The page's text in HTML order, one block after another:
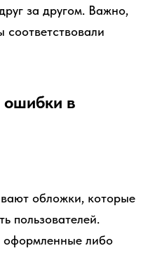
за другом. Важно,
ошибки в
обложки, которые
пользователей.
оформленные либо